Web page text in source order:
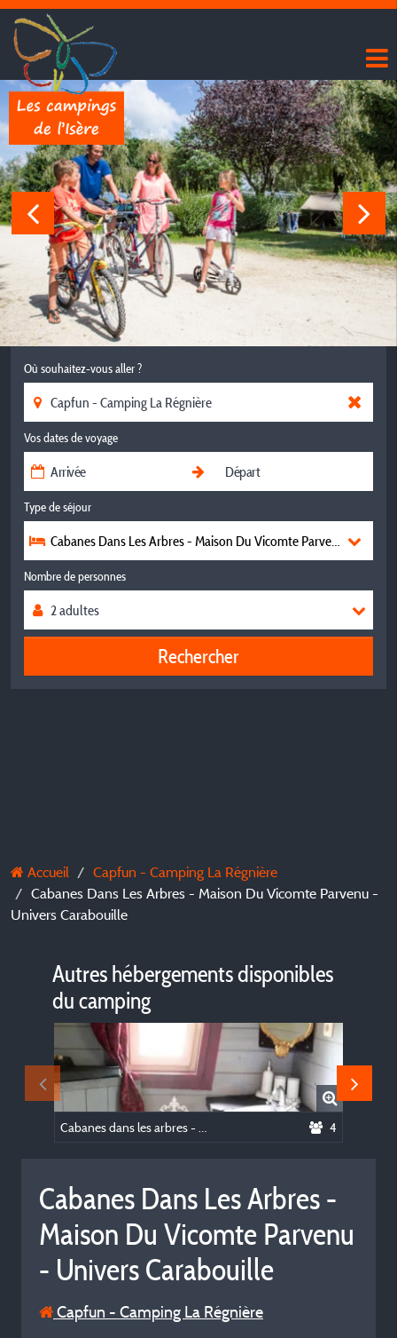
Où souhaitez-vous aller ?
Vos dates de voyage
Type de séjour
Cabanes Dans Les Arbres - Maison Du Vicomte Parvenu -
Nombre de personnes
Rechercher
Accueil
Capfun - Camping La Régnière
Cabanes Dans Les Arbres - Maison Du Vicomte Parvenu -
Univers Carabouille
Autres hébergements disponibles
du camping
4
Cabanes Dans Les Arbres -
Maison Du Vicomte Parvenu
- Univers Carabouille
Capfun - Camping La Régnière